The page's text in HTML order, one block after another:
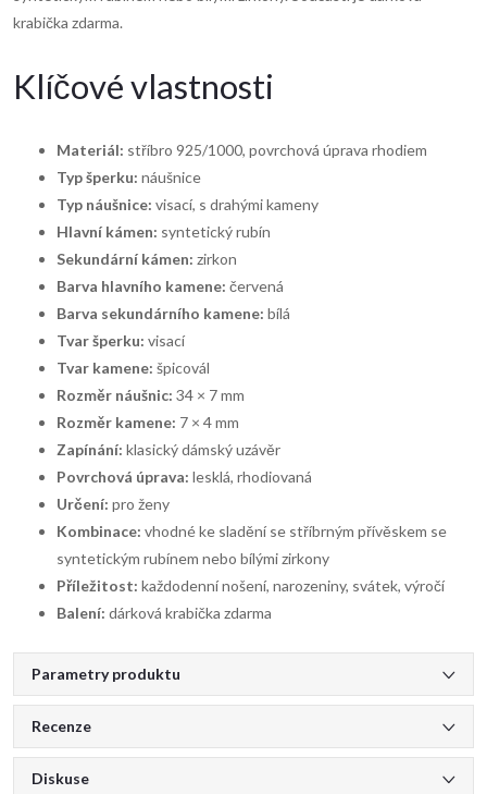
krabička zdarma.
Klíčové vlastnosti
Materiál: stříbro 925/1000, povrchová úprava rhodiem
Typ šperku: náušnice
Typ náušnice: visací, s drahými kameny
Hlavní kámen: syntetický rubín
Sekundární kámen: zirkon
Barva hlavního kamene: červená
Barva sekundárního kamene: bílá
Tvar šperku: visací
Tvar kamene: špicovál
Rozměr náušnic: 34 × 7 mm
Rozměr kamene: 7 × 4 mm
Zapínání: klasický dámský uzávěr
Povrchová úprava: lesklá, rhodiovaná
Určení: pro ženy
Kombinace: vhodné ke sladění se stříbrným přívěskem se
syntetickým rubínem nebo bílými zirkony
Příležitost: každodenní nošení, narozeniny, svátek, výročí
Balení: dárková krabička zdarma
Parametry produktu
Recenze
Diskuse